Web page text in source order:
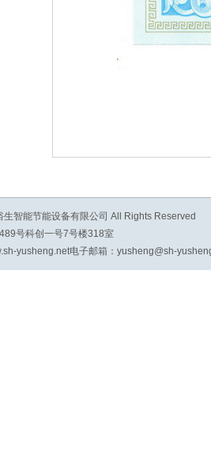
智能节能设备有限公司 All Rights Reserved
号科创一号7号楼318室
yusheng.net电子邮箱：yusheng@sh-